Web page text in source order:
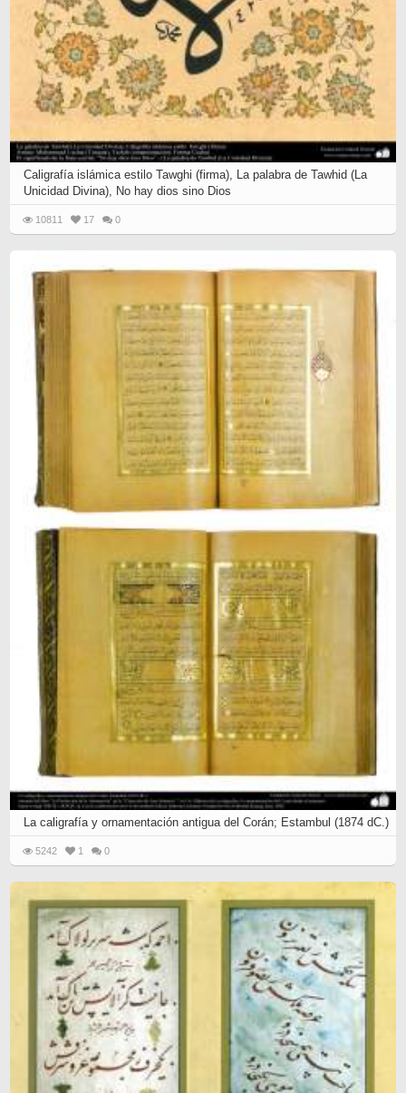
Caligrafía islámica estilo Tawghi (firma), La palabra de Tawhid (La
Unicidad Divina), No hay dios sino Dios
10811 17 0
La caligrafía y ornamentación antigua del Corán; Estambul (1874 dC.)
5242 1 0